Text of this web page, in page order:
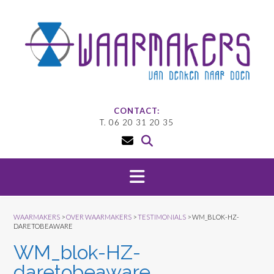
CONTACT:
T. 06 20 31 20 35
WAARMAKERS >OVER WAARMAKERS >TESTIMONIALS >WM_BLOK-HZ-
DARETOBEAWARE
WM_blok-HZ-